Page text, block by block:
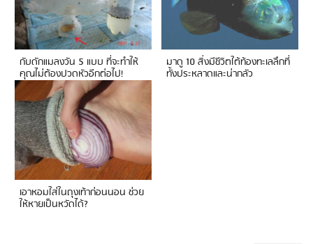
กับดักแมลงวัน 5 แบบ ที่จะทำให้
คุณไม่ต้องปวดหัวอีกต่อไป!
มาดู 10 สิ่งมีชีวิตใต้ท้องทะเลลึกที่
ทั้งประหลาดและน่ากลัว
เอาหอมใส่ในถุงเท้าก่อนนอน ช่วย
ให้หายเป็นหวัดได้?